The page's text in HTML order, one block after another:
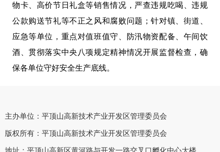
物卡、高价节日礼盒等销售情况，严查违规吃喝、违规
公款购送节礼等不正之风和腐败问题；针对镇、街道、
应急等单位，重点对值班值守、防汛物资配备、午间饮
酒、贯彻落实中央八项规定精神情况开展监督检查，确
保各单位守好安全生产底线。
主办单位：平顶山高新技术产业开发区管理委员会
版权所有：平顶山高新技术产业开发区管理委员会
地址：平顶山高新区黄河路与开发一路交叉口孵化中心大楼